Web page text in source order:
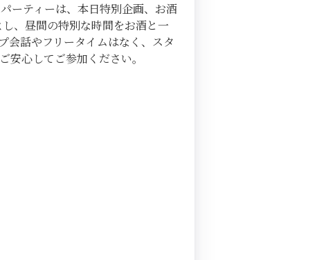
ーティーは、本日特別企画、お酒
、昼間の特別な時間をお酒と一
話やフリータイムはなく、スタ
心してご参加ください。